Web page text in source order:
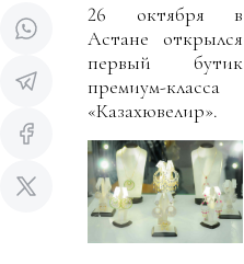
26 октября в
Астане открылся
первый бутик
премиум-класса
«Казахювелир».